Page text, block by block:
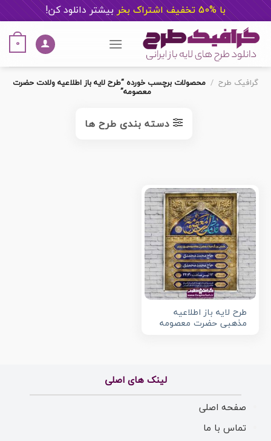
با %50 تخفیف اشتراک بخر بیشتر دانلود کن!
content
0
گرافیک طرح / محصولات برچسب خورده “طرح لایه باز اطلاعیه ولادت حضرت
معصومه”
دسته بندی طرح ها
طرح لایه باز اطلاعیه
مذهبی حضرت معصومه
لینک های اصلی
صفحه اصلی
تماس با ما